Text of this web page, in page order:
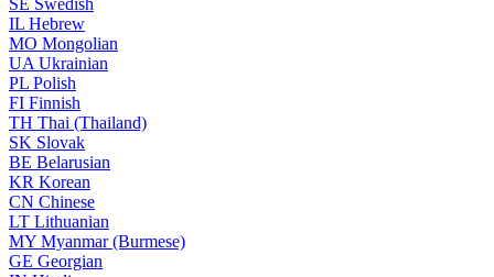
SE Swedish
IL Hebrew
MO Mongolian
UA Ukrainian
PL Polish
FI Finnish
TH Thai (Thailand)
SK Slovak
BE Belarusian
KR Korean
CN Chinese
LT Lithuanian
MY Myanmar (Burmese)
GE Georgian